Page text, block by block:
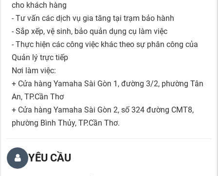
cho khách hàng
- Tư vấn các dịch vụ gia tăng tại trạm bảo hành
- Sắp xếp, vệ sinh, bảo quản dụng cụ làm việc
- Thực hiện các công việc khác theo sự phân công của
Quản lý trực tiếp
Nơi làm việc:
+ Cửa hàng Yamaha Sài Gòn 1, đường 3/2, phường Tân
An, TP.Cần Thơ
+ Cửa hàng Yamaha Sài Gòn 2, số 324 đường CMT8,
phường Bình Thủy, TP.Cần Thơ.
YÊU CẦU